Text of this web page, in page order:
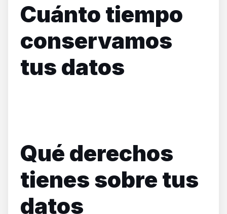
Cuánto tiempo
conservamos
tus datos
Qué derechos
tienes sobre tus
datos